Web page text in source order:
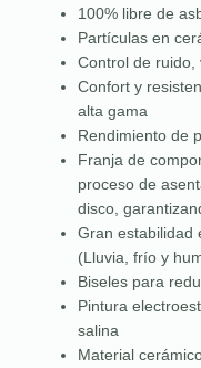
100% libre de
Partículas en
Control de ruido,
Confort y
alta gama
Rendimiento de
Franja de
proceso de
disco,
Gran estabilidad
(Lluvia, frío y
Biseles para
Pintura
salina
Material